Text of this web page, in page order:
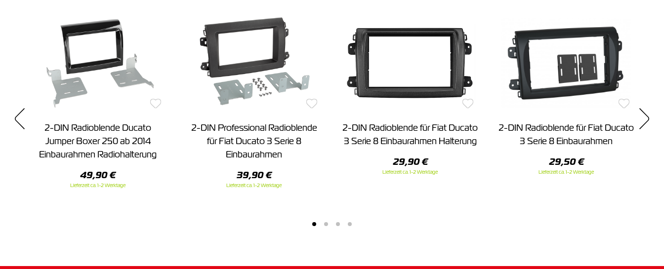
2-DIN Radioblende Ducato
Jumper Boxer 250 ab 2014
Einbaurahmen Radiohalterung
49,90 €
Lieferzeit ca. 1-2 Werktage
2-DIN Professional Radioblende
für Fiat Ducato 3 Serie 8
Einbaurahmen
39,90 €
Lieferzeit ca. 1-2 Werktage
2-DIN Radioblende für Fiat Ducato
3 Serie 8 Einbaurahmen Halterung
29,90 €
Lieferzeit ca. 1-2 Werktage
2-DIN Radioblende für Fiat Ducato
3 Serie 8 Einbaurahmen
29,50 €
Lieferzeit ca. 1-2 Werktage